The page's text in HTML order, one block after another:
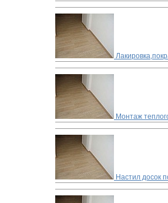
Монтаж
Настил досок